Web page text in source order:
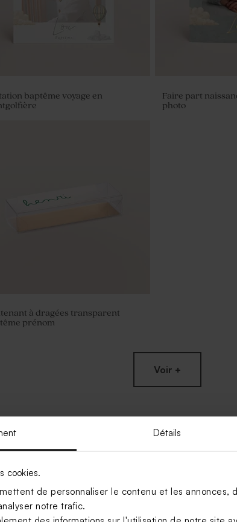
Détails
cookies.
de personnaliser le contenu et les annonces,
notre trafic.
baptême voyage en
Faire part
photo
à dragées transparent
prénom
Voir +